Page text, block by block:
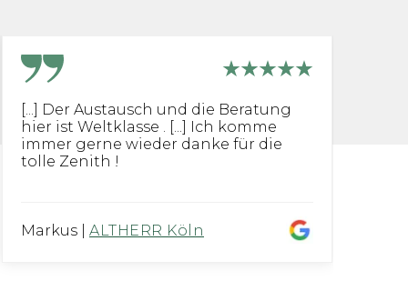
[...] Der Austausch und die Beratung
hier ist Weltklasse . [...] Ich komme
immer gerne wieder danke für die
tolle Zenith !
Markus ALTHERR Köln